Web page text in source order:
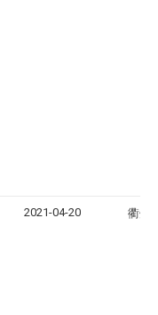
2021-04-20 衢州